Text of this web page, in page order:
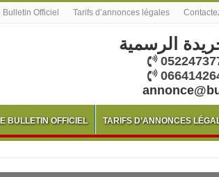
Officiel Tarifs d’annonces légales
الرسمية
BULLETIN OFFICIEL TARIFS D’ANNONCES